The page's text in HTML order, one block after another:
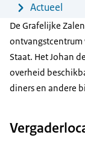
Actueel
De Grafelijke
ontvangstcentrum
Staat. Het Johan
overheid
diners en andere